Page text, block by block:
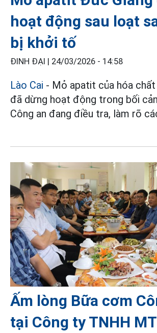
hoạt động sau loạt
bị khởi tố
ĐINH ĐẠI | 24/03/2026 - 14:58
Lào Cai - Mỏ apatit của hóa
đã dừng hoạt động trong bối
Công an đang điều tra, làm rõ
Ấm lòng Bữa cơm
tại Công ty TNHH